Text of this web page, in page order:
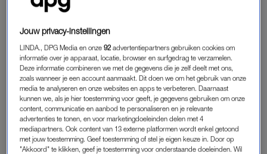
hun partner te vertellen, maar wij zijn niet echt zo. Ik heb het
Hoe reageerde Nori op het nieuws?
“We hadden besproken dat we eerst even wilden kijken of
alles goed was met de baby voordat we het haar zouden
vertellen. Toen we wisten dat het goed ging met haar, vonden
we het netjes om eerst Wef (de moeder van Ronells eerste
dochter Nori red.) in te lichten, voordat we Nori zouden
vertellen dat ze een zusje gaat krijgen. Wef reageerde meteen
Jouw privacy-instellingen
LINDA., DPG Media en onze92 advertentiepartners gebruiken cookies om
informatie over je apparaat, locatie, browser en surfgedrag te verzamelen.
Deze informatie combineren we met de gegevens die je zelf deelt met ons,
zoals wanneer je een account aanmaakt. Dit doen we om het gebruik van onze
media te analyseren en onze websites en apps te verbeteren. Daarnaast
kunnen we, als je hier toestemming voor geeft, je gegevens gebruiken om onze
content, communicatie en aanbod te personaliseren en je relevante
advertenties te tonen, en voor marketingdoeleinden delen met 4
mediapartners. Ook content van 13 externe platformen wordt enkel getoond
met jouw toestemming. Geef toestemming of stel je eigen keuze in. Door op
"Akkoord" te klikken, geef je toestemming voor onderstaande doeleinden. Wil